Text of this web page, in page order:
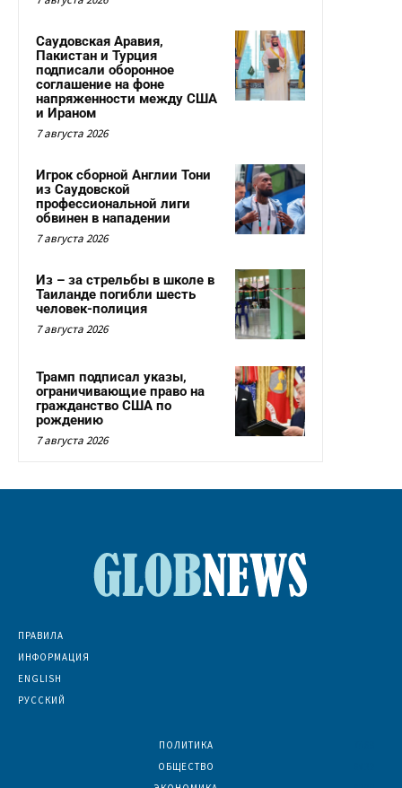
Саудовская Аравия,
Пакистан и Турция
подписали оборонное
соглашение на фоне
напряженности между США
и Ираном
7 августа 2026
Игрок сборной Англии Тони
из Саудовской
профессиональной лиги
обвинен в нападении
7 августа 2026
Из – за стрельбы в школе в
Таиланде погибли шесть
человек-полиция
7 августа 2026
Трамп подписал указы,
ограничивающие право на
гражданство США по
рождению
7 августа 2026
ПРАВИЛА
ИНФОРМАЦИЯ
ENGLISH
РУССКИЙ
ПОЛИТИКА
ОБЩЕСТВО